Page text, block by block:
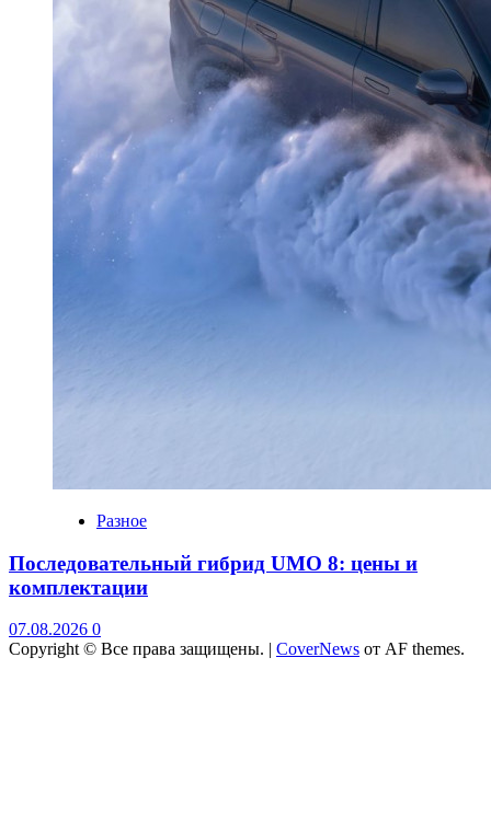
Разное
Последовательный гибрид UMO 8: цены и
комплектации
07.08.2026 0
Copyright © Все права защищены. | CoverNews от AF themes.